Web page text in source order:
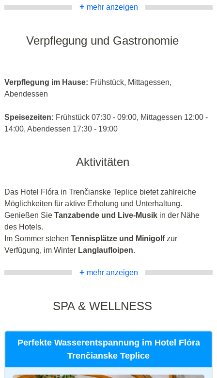
+ mehr anzeigen
Verpflegung und Gastronomie
Verpflegung im Hause: Frühstück, Mittagessen,
Abendessen
Speisezeiten: Frühstück 07:30 - 09:00, Mittagessen 12:00 -
14:00, Abendessen 17:30 - 19:00
Aktivitäten
Das Hotel Flóra in Trenčianske Teplice bietet zahlreiche
Möglichkeiten für aktive Erholung und Unterhaltung.
Genießen Sie Tanzabende und Live-Musik in der Nähe
des Hotels.
Im Sommer stehen Tennisplätze und Minigolfzur
Verfügung, im Winter Langlaufloipen.
+ mehr anzeigen
SPA & WELLNESS
Perfekte Wasserentspannung im Hotel Flóra
Trenčianske Teplice